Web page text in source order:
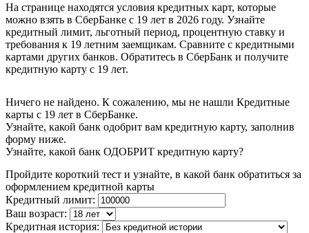
На странице находятся условия кредитных карт, которые
можно взять в СберБанке с 19 лет в 2026 году. Узнайте
кредитный лимит, льготный период, процентную ставку и
требования к 19 летним заемщикам. Сравните с кредитными
картами других банков. Обратитесь в СберБанк и получите
кредитную карту с 19 лет.
Ничего не найдено. К сожалению, мы не нашли Кредитные
карты с 19 лет в СберБанке.
Узнайте, какой банк одобрит вам кредитную карту, заполнив
форму ниже.
Узнайте, какой банк ОДОБРИТ кредитную карту?
Пройдите короткий тест и узнайте, в какой банк обратиться за
оформлением кредитной карты
Кредитный лимит:
Ваш возраст:
Кредитная история: